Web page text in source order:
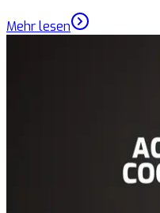
Mehr lesen